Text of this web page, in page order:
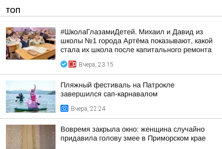
ТОП
#ШколаГлазамиДетей. Михаил и Давид из
школы №1 города Артёма показывают, какой
стала их школа после капитального ремонта
Вчера, 23:15
Пляжный фестиваль на Патрокле
завершился сап-карнавалом
Вчера, 22:24
Вовремя закрыла окно: женщина случайно
придавила голову змее в Приморском крае